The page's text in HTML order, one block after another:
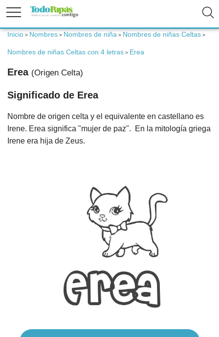
Fertilidad
Bebé
Niños
Inicio > Nombres > Nombres de niña > Nombres de niñas Celtas >
Nombres de niñas Celtas con 4 letras > Erea
Erea (Origen Celta)
Significado de Erea
Nombre de origen celta y el equivalente en castellano es
Irene. Erea significa "mujer de paz". En la mitología griega
Irene era hija de Zeus.